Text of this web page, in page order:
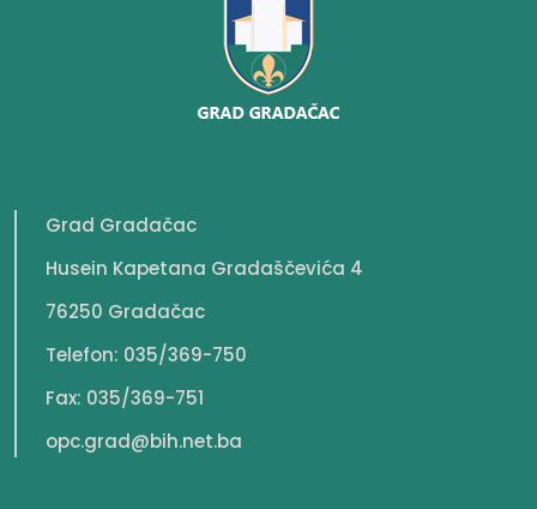
Grad Gradačac
Husein Kapetana Gradaščevića 4
76250 Gradačac
Telefon: 035/369-750
Fax: 035/369-751
opc.grad@bih.net.ba